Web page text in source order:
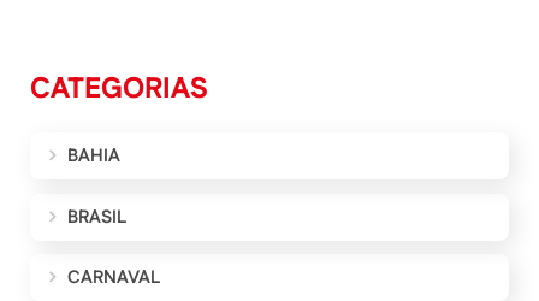
CATEGORIAS
BAHIA
BRASIL
CARNAVAL